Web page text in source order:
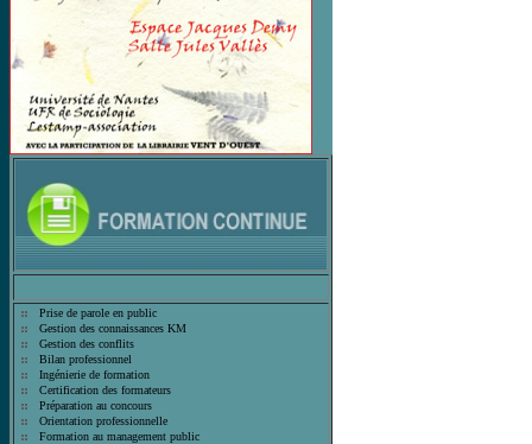
Prise de parole en public
Gestion des connaissances KM
Gestion des conflits
Bilan professionnel
Ingénierie de formation
Certification des formateurs
Préparation au concours
Orientation professionnelle
Formation au management public